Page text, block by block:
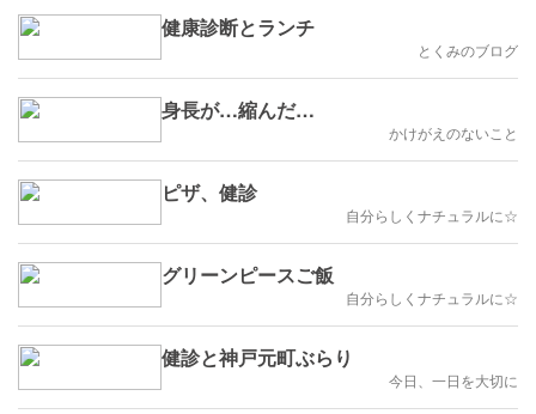
健康診断とランチ
とくみのブログ
身長が…縮んだ…
かけがえのないこと
ピザ、健診
自分らしくナチュラルに☆
グリーンピースご飯
自分らしくナチュラルに☆
健診と神戸元町ぶらり
今日、一日を大切に